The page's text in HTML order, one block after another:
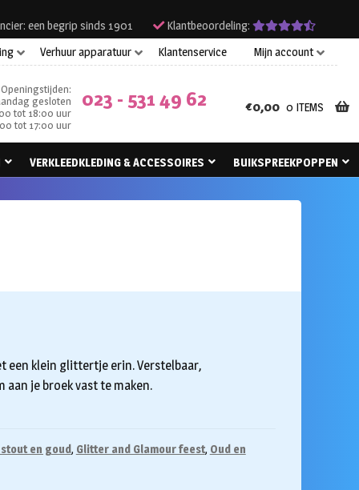
een begrip sinds 1901
Klantbeoordeling:
Verhuur apparatuur Klantenservice Mijn account
Openingstijden:
gesloten
tot 18:00 uur
tot 17:00 uur
023 - 531 49 62 €0,00 0 ITEMS
VERKLEEDKLEDING & ACCESSOIRES
BUIKSPREEKPOPPEN
een klein glittertje erin. Verstelbaar,
aan je broek vast te maken.
en goud, Glitter and Glamour feest, Oud en